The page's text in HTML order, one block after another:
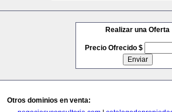
Realizar una Oferta
Precio Ofrecido $
Otros dominios en venta: